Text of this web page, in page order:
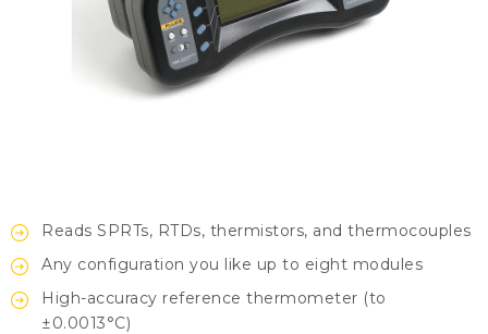
Obchodné podmienky GDPR
Reads SPRTs, RTDs, thermistors, and thermocouples
Any configuration you like up to eight modules
High-accuracy reference thermometer (to
±0.0013°C)